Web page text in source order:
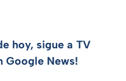
hoy, sigue a TV
Google News!